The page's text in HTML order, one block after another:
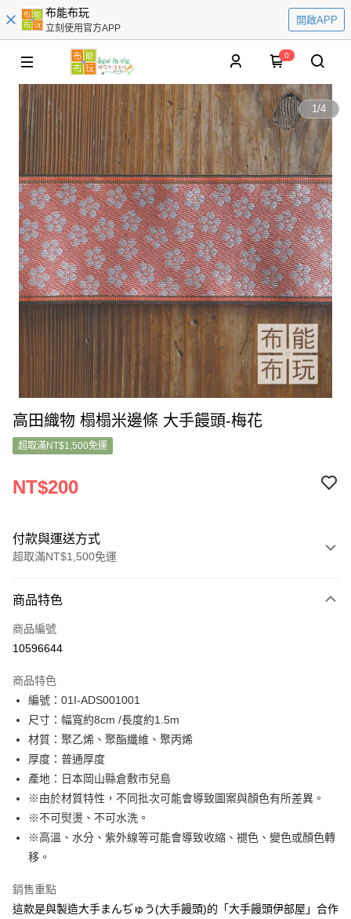
布能布玩
立刻使用官方APP
開啟APP
0
1/4
高田織物 榻榻米邊條 大手饅頭-梅花
超取滿NT$1,500免運
NT$200
付款與運送方式
超取滿NT$1,500免運
信用卡一次付款
超商取貨付款
Apple Pay
街口支付
Google Pay
大哥付你分期
相關說明
【大哥付你分期使用說明】
1.本服務由台灣大哥大提供，台灣大哥大用戶可立即使用無須另外申請。
流程，驗證手機門號後，選擇欲分期的期數、繳款截止日，確認付款後即完
3.實際核准額度、可分期數及費用金額請依後續交易確認頁面所載為準。
4.訂單成立30分鐘內，如未前往確認交易或遇審核未通過，訂單將自動取
AFTEE先享後付
相關說明
AFTEE先享後付是「在收到商品之後才付款」的支付方式。 讓您購物簡單
便利好安心！
１．簡單：不需註冊會員、不需綁卡、不需儲值。
商品特色
商品編號
10596644
商品特色
編號：01I-ADS001001
尺寸：幅寬約8cm /長度約1.5m
材質：聚乙烯、聚酯纖維、聚丙烯
厚度：普通厚度
產地：日本岡山縣倉敷市兒島
※由於材質特性，不同批次可能會導致圖案與顏色有所差異。
※不可熨燙、不可水洗。
※高溫、水分、紫外線等可能會導致收縮、褪色、變色或顏色轉
移。
銷售重點
這款是與製造大手まんぢゅう(大手饅頭)的「大手饅頭伊部屋」合作